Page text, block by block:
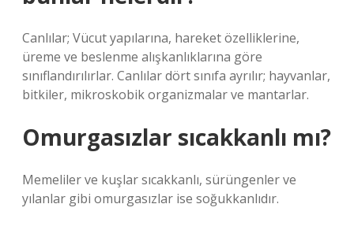
Canlılar; Vücut yapılarına, hareket özelliklerine,
üreme ve beslenme alışkanlıklarına göre
sınıflandırılırlar. Canlılar dört sınıfa ayrılır; hayvanlar,
bitkiler, mikroskobik organizmalar ve mantarlar.
Omurgasızlar sıcakkanlı mı?
Memeliler ve kuşlar sıcakkanlı, sürüngenler ve
yılanlar gibi omurgasızlar ise soğukkanlıdır.